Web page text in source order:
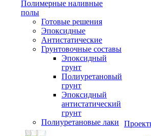
Полимерные наливные
полы
Готовые решения
Эпоксидные
Антистатические
Грунтовочные составы
Эпоксидный
грунт
Полиуретановый
грунт
Эпоксидный
антистатический
грунт
Полиуретановые лаки